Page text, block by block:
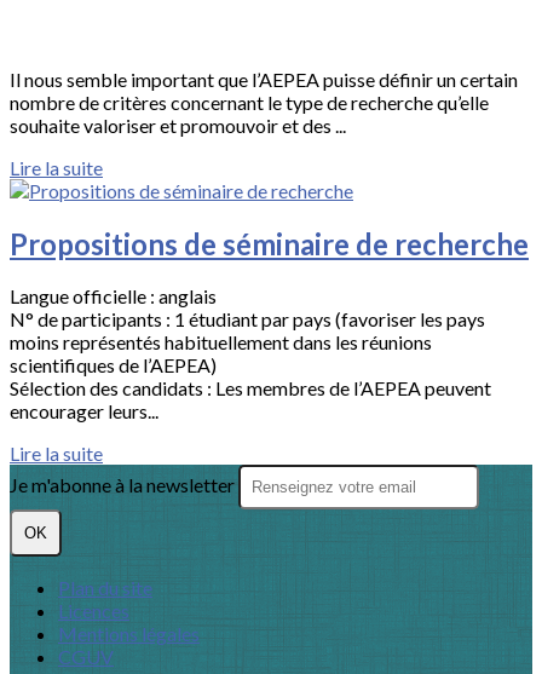
Il nous semble important que l’AEPEA puisse définir un certain
nombre de critères concernant le type de recherche qu’elle
souhaite valoriser et promouvoir et des ...
Lire la suite
Propositions de séminaire de recherche
Langue officielle : anglais
N° de participants : 1 étudiant par pays (favoriser les pays
moins représentés habituellement dans les réunions
scientifiques de l’AEPEA)
Sélection des candidats : Les membres de l’AEPEA peuvent
encourager leurs...
Lire la suite
Je m'abonne à la newsletter
OK
Plan du site
Licences
Mentions légales
CGUV